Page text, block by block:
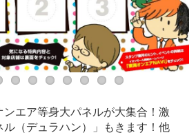
エア等身大パネルが大集合！激
ル（デュラハン）」もきます！他